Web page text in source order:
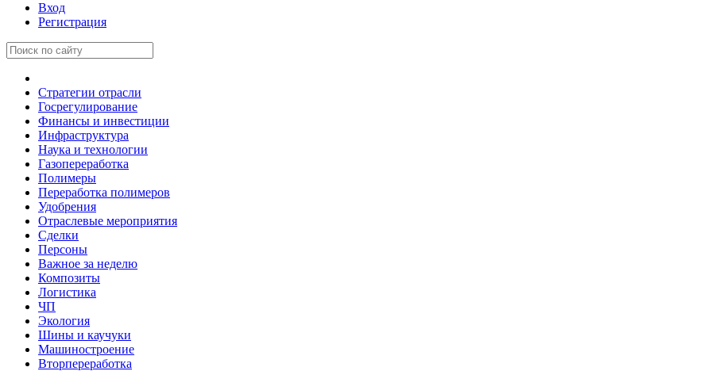
Вход
Регистрация
Стратегии отрасли
Госрегулирование
Финансы и инвестиции
Инфраструктура
Наука и технологии
Газопереработка
Полимеры
Переработка полимеров
Удобрения
Отраслевые мероприятия
Сделки
Персоны
Важное за неделю
Композиты
Логистика
ЧП
Экология
Шины и каучуки
Машиностроение
Вторпереработка